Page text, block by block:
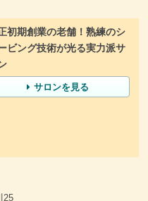
初期創業の老舗！熟練のシ
ビング技術が光る実力派サ
サロンを見る
25